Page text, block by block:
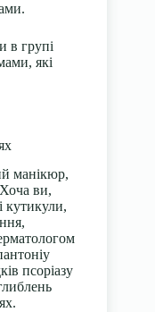
в групі
які
манікюр,
ви,
кутикули,
псоріазу